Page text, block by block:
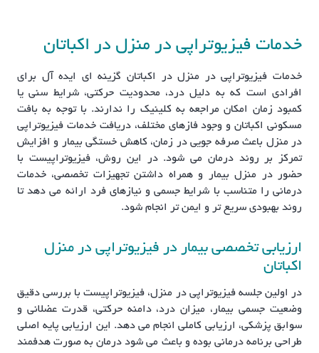
خدمات فیزیوتراپی در منزل در اکباتان
خدمات فیزیوتراپی در منزل در اکباتان گزینه ای ایده آل برای
افرادی است که به دلیل درد، محدودیت حرکتی، شرایط سنی یا
کمبود زمان امکان مراجعه به کلینیک را ندارند. با توجه به بافت
مسکونی اکباتان و وجود فازهای مختلف، دریافت خدمات فیزیوتراپی
در منزل باعث صرفه جویی در زمان، کاهش خستگی بیمار و افزایش
تمرکز بر روند درمان می شود. در این روش، فیزیوتراپیست با
حضور در منزل بیمار و همراه داشتن تجهیزات تخصصی، خدمات
درمانی را متناسب با شرایط جسمی و نیازهای فرد ارائه می دهد تا
روند بهبودی سریع تر و ایمن تر انجام شود.
ارزیابی تخصصی بیمار در فیزیوتراپی در منزل
اکباتان
در اولین جلسه فیزیوتراپی در منزل، فیزیوتراپیست با بررسی دقیق
وضعیت جسمی بیمار، میزان درد، دامنه حرکتی، قدرت عضلانی و
سوابق پزشکی، ارزیابی کاملی انجام می دهد. این ارزیابی پایه اصلی
طراحی برنامه درمانی بوده و باعث می شود درمان به صورت هدفمند